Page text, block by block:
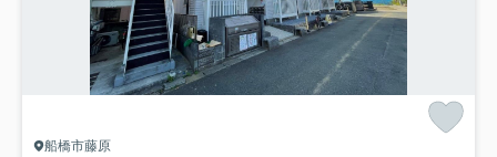
船橋市藤原